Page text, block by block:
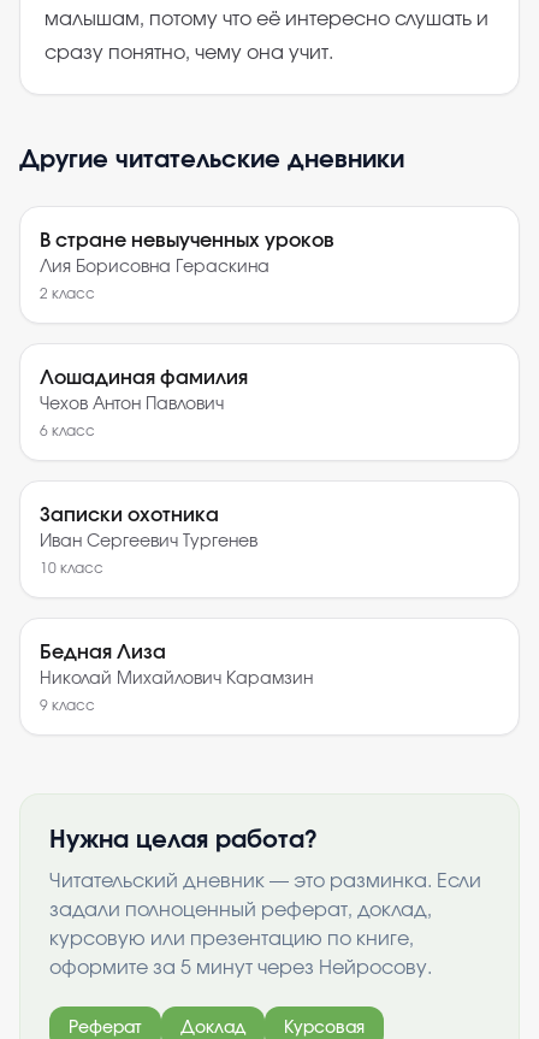
малышам, потому что её интересно слушать и
сразу понятно, чему она учит.
Другие читательские дневники
В стране невыученных уроков
Лия Борисовна Гераскина
2 класс
Лошадиная фамилия
Чехов Антон Павлович
6 класс
Записки охотника
Иван Сергеевич Тургенев
10 класс
Бедная Лиза
Николай Михайлович Карамзин
9 класс
Нужна целая работа?
Читательский дневник — это разминка. Если
задали полноценный реферат, доклад,
курсовую или презентацию по книге,
оформите за 5 минут через Нейросову.
Реферат Доклад Курсовая